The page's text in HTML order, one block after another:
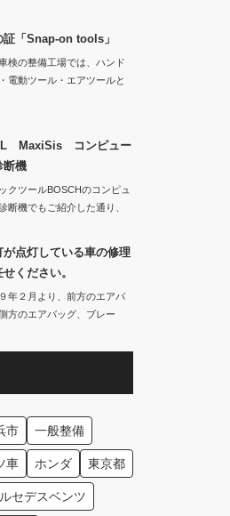
証「Snap-on tools」
検の整備工場では、ハンド
電動ツール・エアツールと
MaxiSis コンピュー
断機
クツールBOSCHのコンピュ
断機でもご紹介した通り、
が点灯している車の修理
ください。
年２月より、前方のエアバ
方のエアバッグ、ブレー
市 一般整備
車 ホンダ 東京都
セデスベンツ